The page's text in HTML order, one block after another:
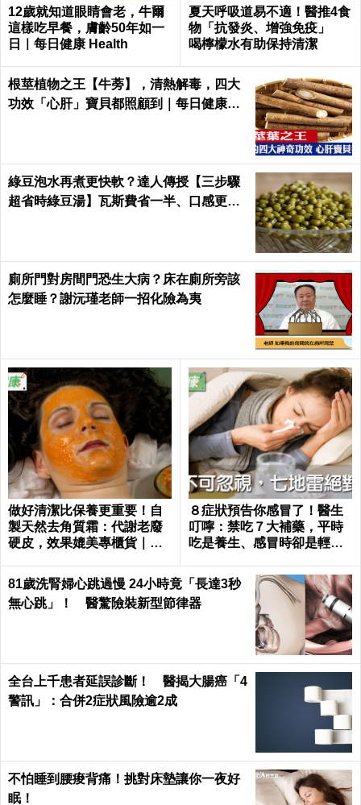
12歲就知道眼睛會老，牛爾
這樣吃早餐，膚齡50年如一
日｜每日健康 Health
夏天呼吸道易不適！醫推4食
物「抗發炎、增強免疫」
喝檸檬水有助保持清潔
根莖植物之王【牛蒡】，清熱解毒，四大
功效「心肝」寶貝都照顧到｜每日健康He
綠豆泡水再煮更快軟？達人傳授【三步驟
超省時綠豆湯】瓦斯費省一半、口感更綿
廁所門對房間門恐生大病？床在廁所旁該
怎麼睡？謝沅瑾老師一招化險為夷
做好清潔比保養更重要！自
製天然去角質霜：代謝老廢
硬皮，效果媲美專櫃貨｜每
８症狀預告你感冒了！醫生
叮嚀：禁吃７大補藥，平時
吃是養生、感冒時卻是輕生
81歲洗腎婦心跳過慢 24小時竟「長達3秒
無心跳」！ 醫驚險裝新型節律器
全台上千患者延誤診斷！ 醫揭大腸癌「4
警訊」：合併2症狀風險逾2成
不怕睡到腰痠背痛！挑對床墊讓你一夜好
眠！